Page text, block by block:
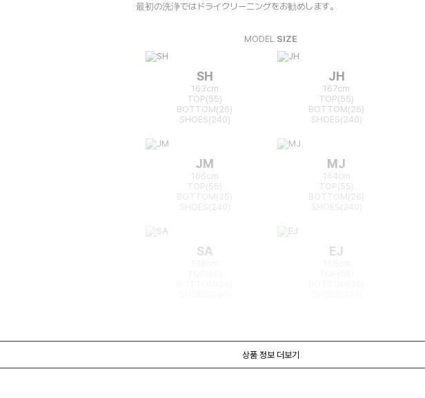
最初の洗浄ではドライクリーニングをお勧めします。
MODEL SIZE
SH
163cm
TOP(55)
BOTTOM(26)
SHOES(240)
JH
167cm
TOP(55)
BOTTOM(26)
SHOES(240)
JM
166cm
TOP(55)
BOTTOM(25)
SHOES(240)
MJ
164cm
TOP(55)
BOTTOM(26)
SHOES(240)
SA EJ
상품 정보 더보기